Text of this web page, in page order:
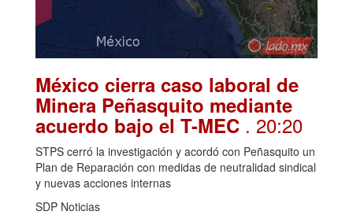
México cierra caso laboral de
Minera Peñasquito mediante
acuerdo bajo el T-MEC . 20:20
STPS cerró la investigación y acordó con Peñasquito un
Plan de Reparación con medidas de neutralidad sindical
y nuevas acciones internas
SDP Noticias